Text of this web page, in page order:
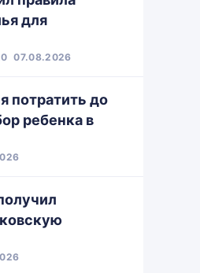
для
07.08.2026
потратить до
ребенка в